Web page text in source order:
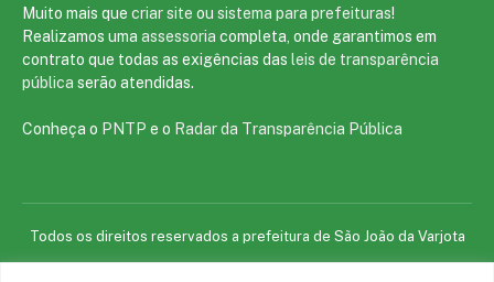
Muito mais que criar site ou sistema para prefeituras!
Realizamos uma assessoria completa, onde garantimos em
contrato que todas as exigências das leis de transparência
pública serão atendidas.
Conheça o PNTP e o Radar da Transparência Pública
Todos os direitos reservados a prefeitura de São João da Varjota